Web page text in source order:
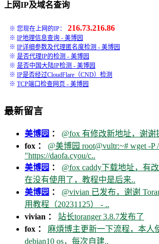
上网IP及域名查询
※ 您现在上网的IP： 216.73.216.86
※ IP地理信息查询 - 美博园
※ IP详细参数及代理匿名度检测 - 美博园
※ 是否代理IP的检测 - 美博园
※ 是否中国大陆IP检测 - 美博园
※ IP是否经过CloudFlare（CND）检测
※ TCP端口检查网页 - 美博园
最新留言
美博园 ： @fox 有修改新地址，谢谢
fox ： @美博园 root@vultr:~# wget -P
"https://daofa.cyou/c..
美博园 ： @fox caddy下载地址，有
在没有使用了，教程中是后来..
美博园 ： @vivian 已发布，谢谢
用教程（20231125） - ..
vivian ： 站长toranger 3.8.7发布了
fox ： 麻煩博主更新一下流程，本人
debian10 os，每次自建..